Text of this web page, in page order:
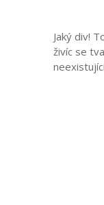
Jaký div!
živíc se